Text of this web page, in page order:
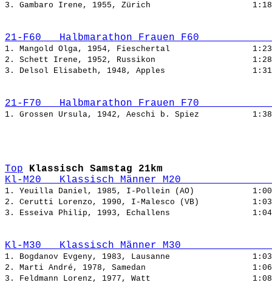
3. Gambaro Irene, 1955, Zürich
21-F60   Halbmarathon Frauen F60
1. Mangold Olga, 1954, Fieschertal
2. Schett Irene, 1952, Russikon
3. Delsol Elisabeth, 1948, Apples
21-F70   Halbmarathon Frauen F70
1. Grossen Ursula, 1942, Aeschi b. Spiez
Top
Klassisch Samstag 21km
Kl-M20   Klassisch Männer M20
1. Yeuilla Daniel, 1985, I-Pollein (AO)
2. Cerutti Lorenzo, 1990, I-Malesco (VB)
3. Esseiva Philip, 1993, Echallens
Kl-M30   Klassisch Männer M30
1. Bogdanov Evgeny, 1983, Lausanne
2. Marti André, 1978, Samedan
3. Feldmann Lorenz, 1977, Watt